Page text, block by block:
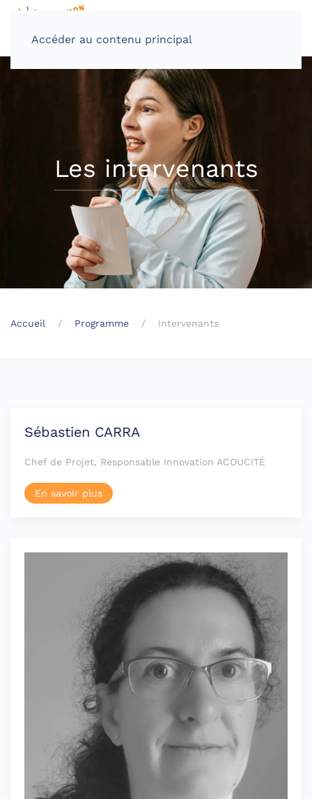
Accéder au contenu principal
Les intervenants
Accueil Programme Intervenants
Sébastien CARRA
Chef de Projet, Responsable Innovation ACOUCITÉ
En savoir plus